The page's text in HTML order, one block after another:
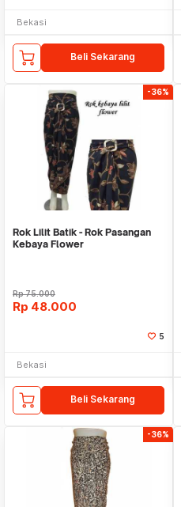
Bekasi
Beli Sekarang
-36%
Rok Lilit Batik - Rok Pasangan
Kebaya Flower
Rp75.000
Rp 48.000
5
Bekasi
Beli Sekarang
-36%